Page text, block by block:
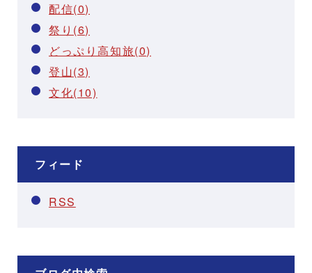
配信(0)
祭り(6)
どっぷり高知旅(0)
登山(3)
文化(10)
フィード
RSS